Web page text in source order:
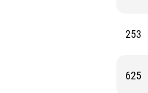
253
625